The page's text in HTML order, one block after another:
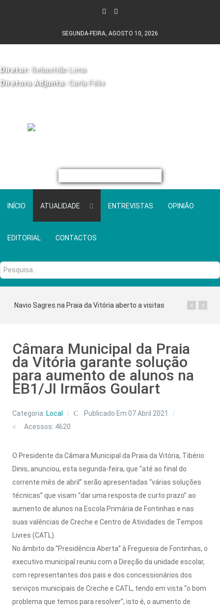
SEGUNDA-FEIRA, AGOSTO 10, 2026
Diretor: Sebastião Lima
Diretora Adjunta: Carla Félix
INÍCIO ATUALIDADE ENTREVISTAS OPINIÃO
EDITORIAL CONTACTOS
Pesquisa...
Navio Sagres na Praia da Vitória aberto a visitas ›
‹
Câmara Municipal da Praia
da Vitória garante solução
para aumento de alunos na
EB1/JI Irmãos Goulart
Categoria: Local
Publicado Em 07 Abril 2021
Acessos: 4620
O Presidente da Câmara Municipal da Praia da Vitória, Tibério
Dinis, anunciou, esta segunda-feira, que “até ao final do
corrente mês de abril” serão apresentadas “várias soluções
técnicas” que visam “dar uma resposta de curto prazo” ao
aumento de alunos na Escola Primária de Fontinhas e nas
suas valências de Creche e Centro de Atividades de Tempos
Livres (CATL).
No âmbito da “Presidência Aberta” à Freguesia de Fontinhas, o
executivo municipal reuniu com a Direção da unidade escolar,
com representantes dos pais e dos concessionários dos
serviços municipais de Creche e CATL, tendo em vista “o bom
problema que temos para resolver”, isto é, o aumento de